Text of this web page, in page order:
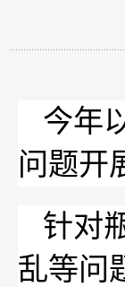
今年
问题开
针对
乱等问